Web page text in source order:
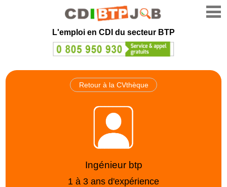
L'emploi en CDI du secteur BTP
Retour à la CVthèque
Ingénieur btp
1 à 3 ans d'expérience